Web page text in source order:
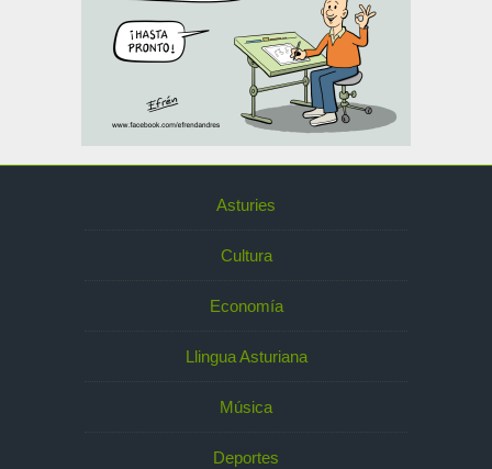
Asturies
Cultura
Economía
Llingua Asturiana
Música
Deportes